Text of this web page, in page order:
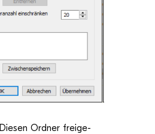
Die­sen Ord­ner frei­ge­